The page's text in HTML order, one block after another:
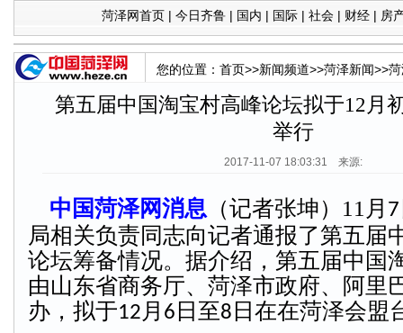
菏泽网首页 | 今日齐鲁 | 国内 | 国际 | 社会 | 财经 | 房
您的位置： 首页>>新闻频道>>菏泽新闻>>
第五届中国淘宝村高峰论坛拟于12月
举行
2017-11-07 18:03:31 来源:
中国菏泽网消息 （记者张坤） 11 月 7
局相关负责同志向记者通报了第五届
论坛筹备情况。据介绍，第五届中国
由山东省商务厅、菏泽市政府、阿里
办，拟于12 月 6 日至8 日在在菏泽会